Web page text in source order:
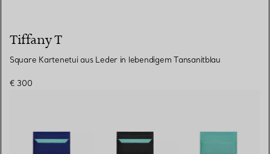
Tiffany T
Square Kartenetui aus Leder in lebendigem Tansanitblau
€ 300